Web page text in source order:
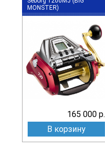
MONSTER)
165 000 р.
В корзину